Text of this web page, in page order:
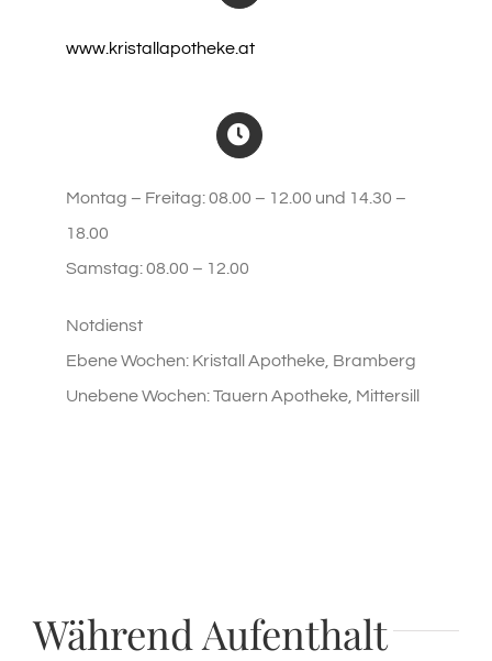
www.kristallapotheke.at
Montag – Freitag: 08.00 – 12.00 und 14.30 –
18.00
Samstag: 08.00 – 12.00
Notdienst
Ebene Wochen: Kristall Apotheke, Bramberg
Unebene Wochen: Tauern Apotheke, Mittersill
Während Aufenthalt